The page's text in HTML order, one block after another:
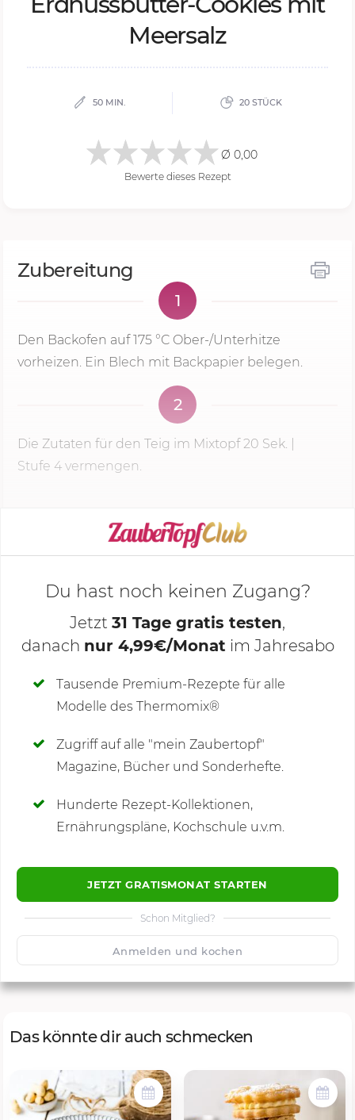
Meer­sa­lz
50 MIN. 20 STÜCK
Ø 0,00
Bewerte dieses Rezept
Zubereitung
1
Den Backofen auf175 °C Ober-/Unterhitze
vorheizen. Ein Blech mit Backpapier belegen.
2
Die Zutaten für den Teig im Mixtopf20 Sek.
Stufe 4 vermengen.
KOCHMODUS STARTEN
Deine Notizen
Du hast noch keinen Zugang?
Jetzt 31 Tage gratis testen,
danach nur 4,99€/Monat im Jahresabo
Tausende Premium-Rezepte für alle
Modelle des Thermomix®
Zugriff auf alle "mein Zaubertopf"
Magazine, Bücher und Sonderhefte.
Hunderte Rezept-Kollektionen,
Ernährungspläne, Kochschule u.v.m.
JETZT GRATISMONAT STARTEN
Schon Mitglied?
Anmelden und kochen
Kommentare
🙂 1500 Speichern
Das könnte dir auch schmecken